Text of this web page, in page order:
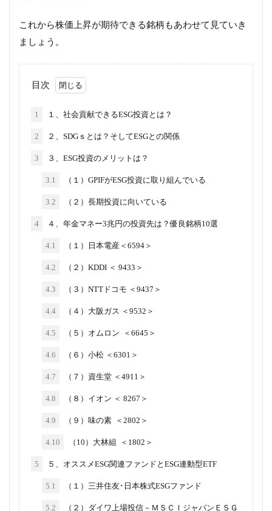
これから株価上昇が期待できる銘柄もあわせて見ていき
ましょう。
目次
1 １、社会貢献できるESG投資とは？
2 ２、SDGｓとは？そしてESGとの関係
3 ３、ESG投資のメリットは？
3.1 （１）GPIFがESG投資に取り組んでいる
3.2 （２）長期投資に向いている
4 ４、年金マネー3兆円の投資先は？優良銘柄10選
4.1 （１）日本電産＜6594＞
4.2 （２）KDDI ＜ 9433＞
4.3 （３）NTTドコモ ＜9437＞
4.4 （４）大阪ガス ＜9532＞
4.5 （５）オムロン ＜6645＞
4.6 （６）小松 ＜6301＞
4.7 （７）資生堂 ＜4911＞
4.8 （８）イオン ＜ 8267＞
4.9 （９）味の素 ＜2802＞
4.10 （10）大林組 ＜1802＞
5 ５、オススメESG関連ファンドとESG連動型ETF
5.1 （１）三井住友･日本株式ESGファンド
5.2
（２）ダイワ上場投信－ＭＳＣＩジャパンＥＳＧ